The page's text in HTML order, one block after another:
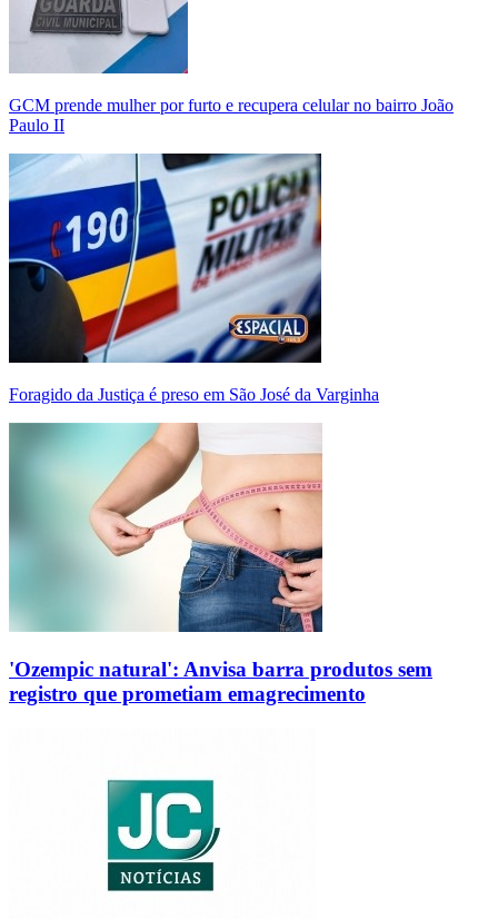
GCM prende mulher por furto e recupera celular no bairro João
Paulo II
Foragido da Justiça é preso em São José da Varginha
'Ozempic natural': Anvisa barra produtos sem
registro que prometiam emagrecimento